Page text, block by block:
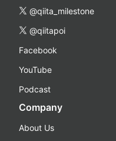
@qiita_milestone
@qiitapoi
Facebook
YouTube
Podcast
Company
About Us